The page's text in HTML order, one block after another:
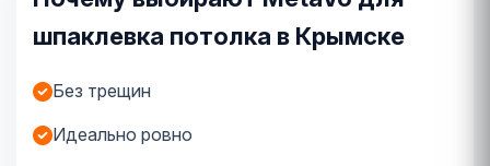
шпаклевка потолка в Крымске
Без трещин
Идеально ровно